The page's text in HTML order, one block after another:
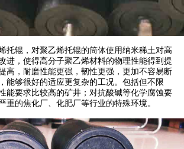
辊，对聚乙烯托辊的筒体使用纳米稀土对高
进，使得高分子聚乙烯材料的物理性能得到提
高，耐磨性能更强，韧性更强，更加不容易断
能够很好的适应更复杂的工况。包括但不限
能要求比较高的矿井；对抗酸碱等化学腐蚀要
重的焦化厂、化肥厂等行业的特殊环境。